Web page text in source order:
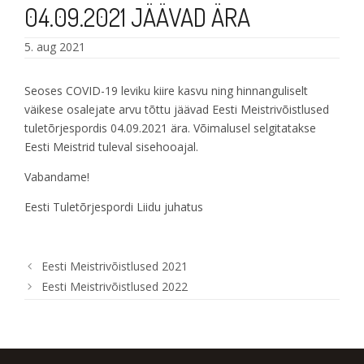
04.09.2021 JÄÄVAD ÄRA
5. aug 2021
Seoses COVID-19 leviku kiire kasvu ning hinnanguliselt
väikese osalejate arvu tõttu jäävad Eesti Meistrivõistlused
tuletõrjespordis 04.09.2021 ära. Võimalusel selgitatakse
Eesti Meistrid tuleval sisehooajal.
Vabandame!
Eesti Tuletõrjespordi Liidu juhatus
Eesti Meistrivõistlused 2021
Eesti Meistrivõistlused 2022